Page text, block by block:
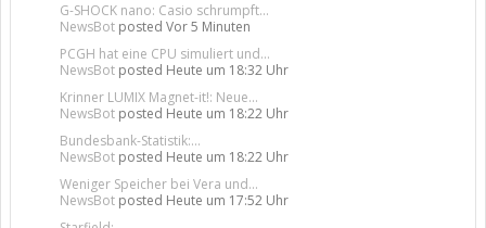
G-SHOCK nano: Casio schrumpft...
NewsBot posted Vor 5 Minuten
PCGH hat eine CPU simuliert und...
NewsBot posted Heute um 18:32 Uhr
Krinner LUMIX Magnet-it!: Neue...
NewsBot posted Heute um 18:22 Uhr
Bundesbank-Statistik:...
NewsBot posted Heute um 18:22 Uhr
Weniger Speicher bei Vera und...
NewsBot posted Heute um 17:52 Uhr